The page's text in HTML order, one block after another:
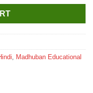
Madhuban Educational